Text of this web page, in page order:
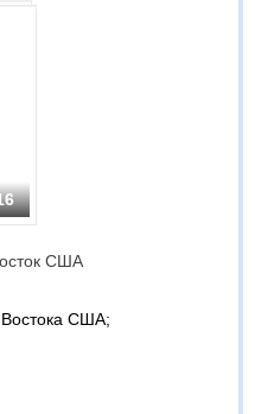
США
США;